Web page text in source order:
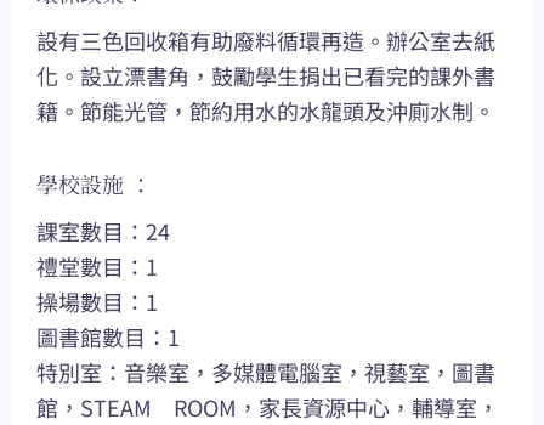
設有三色回收箱有助廢料循環再造。辦公室去紙
化。設立漂書角，鼓勵學生捐出已看完的課外書
籍。節能光管，節約用水的水龍頭及沖廁水制。
學校設施 ：
課室數目：24
禮堂數目：1
操場數目：1
圖書館數目：1
特別室：音樂室，多媒體電腦室，視藝室，圖書
館，STEAM ROOM，家長資源中心，輔導室，